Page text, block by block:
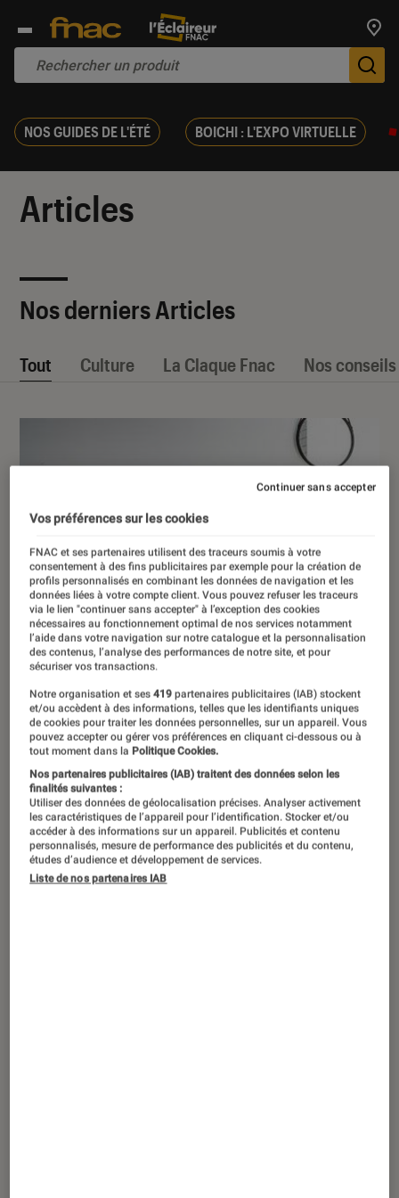
NOS GUIDES DE L'ÉTÉ BOICHI : L'EXPO VIRTUELLE
Articles
Nos derniers Articles
Tout Culture La Claque Fnac Nos conseils
Le canapé en cuir, une valeur sûre
DÉCRYPTAGE
Maison • 11 oct. 2018
Vos préférences sur les cookies
FNAC et ses partenaires utilisent des traceurs soumis à votre
consentement à des fins publicitaires par exemple pour la création de
profils personnalisés en combinant les données de navigation et les
données liées à votre compte client. Vous pouvez refuser les traceurs
via le lien "continuer sans accepter" à l’exception des cookies
nécessaires au fonctionnement optimal de nos services notamment
l’aide dans votre navigation sur notre catalogue et la personnalisation
des contenus, l’analyse des performances de notre site, et pour
sécuriser vos transactions.
Notre organisation et ses419 partenaires publicitaires (IAB) stockent
et/ou accèdent à des informations, telles que les identifiants uniques
de cookies pour traiter les données personnelles, sur un appareil. Vous
pouvez accepter ou gérer vos préférences en cliquant ci-dessous ou à
tout moment dans la Politique Cookies.
Nos partenaires publicitaires (IAB) traitent des données selon les
finalités suivantes :
Utiliser des données de géolocalisation précises. Analyser activement
les caractéristiques de l’appareil pour l’identification. Stocker et/ou
accéder à des informations sur un appareil. Publicités et contenu
personnalisés, mesure de performance des publicités et du contenu,
études d’audience et développement de services.
Liste de nos partenaires IAB
Continuer sans accepter